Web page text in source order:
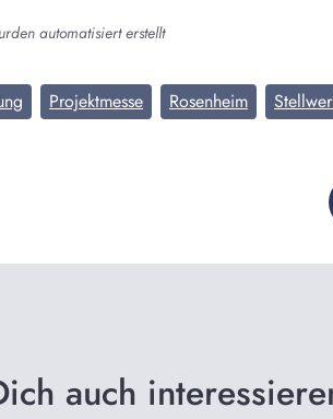
automatisiert erstellt
Projektmesse Rosenheim
auch